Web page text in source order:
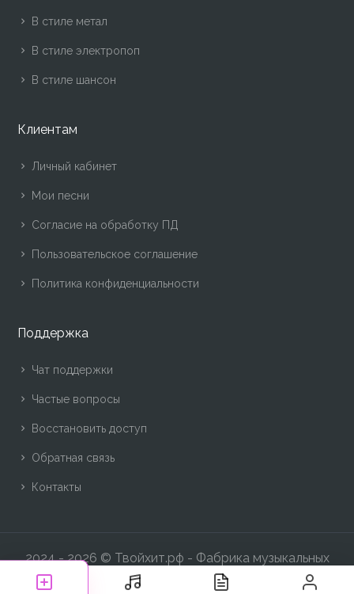
В стиле метал
В стиле электропоп
В стиле шансон
Клиентам
Личный кабинет
Мои песни
Согласие на обработку ПД
Пользовательское соглашение
Политика конфиденциальности
Поддержка
Чат поддержки
Частые вопросы
Восстановить доступ
Обратная связь
Контакты
2024 -2026 © Твойхит.рф - Фабрика музыкальных